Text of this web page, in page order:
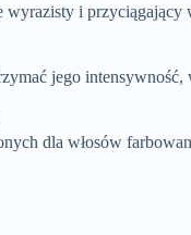
wyrazisty i
jego
dla włosów